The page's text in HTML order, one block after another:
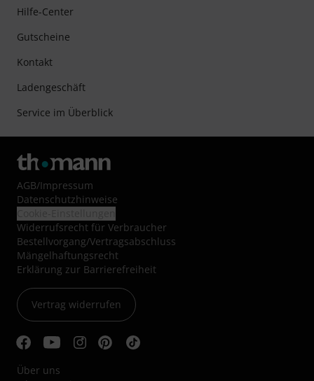
Hilfe-Center
Gutscheine
Kontakt
Ladengeschäft
Service im Überblick
AGB/Impressum
Datenschutzhinweise
Widerrufsrecht für Verbraucher
Bestellvorgang/Vertragsabschluss
Mängelhaftungsrecht
Erklärung zur Barrierefreiheit
Vertrag widerrufen
Über uns